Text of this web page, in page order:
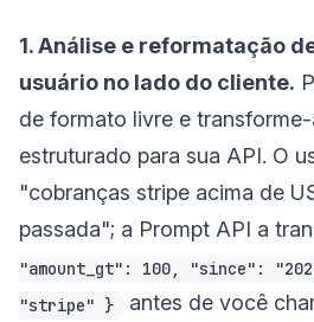
1. Análise e reformatação
usuário no lado do cliente.
de formato livre e
estruturado para sua API. O
"cobranças stripe acima de
passada"; a Prompt API a
"amount_gt": 100, "since":
"stripe" }
antes de você